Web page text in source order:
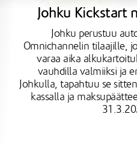
Johku Kickstart
Johku perustuu
Omnichannelin tilaajille,
varaa aika
vauhdilla valmiiksi ja
Johkulla, tapahtuu se
kassalla ja